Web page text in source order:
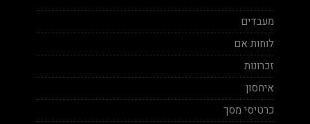
מעבדים
לוחות אם
זכרונות
איחסון
כרטיסי מסך